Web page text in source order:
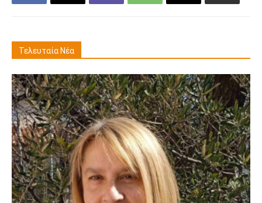
Τελευταία Νέα